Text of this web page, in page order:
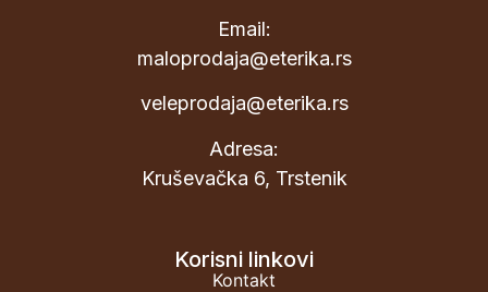
Email:
maloprodaja@eterika.rs
veleprodaja@eterika.rs
Adresa:
Kruševačka 6, Trstenik
Korisni linkovi
Kontakt